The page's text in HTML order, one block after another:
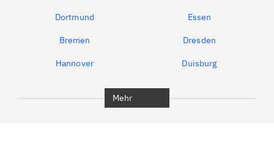
Dortmund Essen
Bremen Dresden
Hannover Duisburg
Mehr